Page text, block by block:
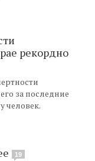
рекордно
за последние
человек.
19